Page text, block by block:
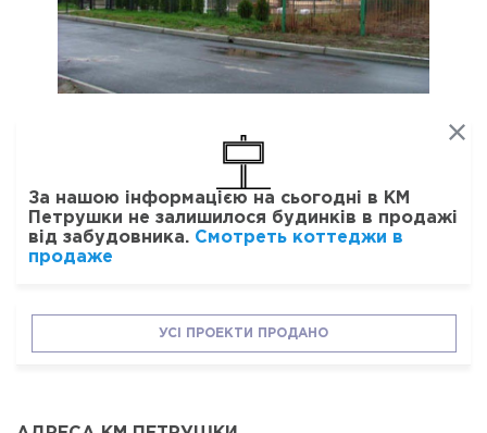
За нашою інформацією на сьогодні в КМ
Петрушки не залишилося будинків в продажі
від забудовника. Смотреть коттеджи в
продаже
УСІ ПРОЕКТИ ПРОДАНО